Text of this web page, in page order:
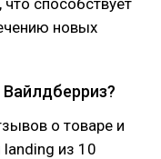
способствует
новых
о товаре и
из 10